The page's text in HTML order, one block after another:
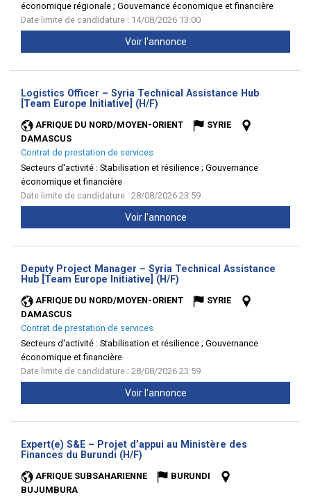
économique régionale ; Gouvernance économique et financière
Date limite de candidature : 14/08/2026 13:00
Voir l'annonce
Logistics Officer – Syria Technical Assistance Hub
[Team Europe Initiative] (H/F)
AFRIQUE DU NORD/MOYEN-ORIENT
SYRIE
DAMASCUS
Contrat de prestation de services
Secteurs d'activité : Stabilisation et résilience ; Gouvernance
économique et financière
Date limite de candidature : 28/08/2026 23:59
Voir l'annonce
Deputy Project Manager – Syria Technical Assistance
Hub [Team Europe Initiative] (H/F)
AFRIQUE DU NORD/MOYEN-ORIENT
SYRIE
DAMASCUS
Contrat de prestation de services
Secteurs d'activité : Stabilisation et résilience ; Gouvernance
économique et financière
Date limite de candidature : 28/08/2026 23:59
Voir l'annonce
Expert(e) S&E – Projet d’appui au Ministère des
Finances du Burundi (H/F)
AFRIQUE SUBSAHARIENNE
BURUNDI
BUJUMBURA